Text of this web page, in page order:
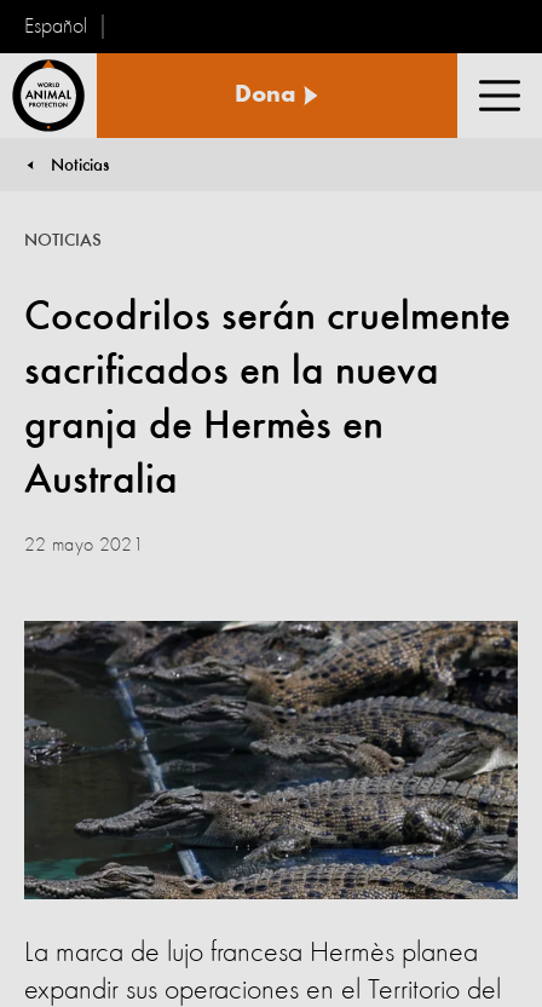
Español
Animal
Dona
Noticias
Cocodrilos serán cruelmente
sacrificados en la nueva
granja de Hermès en
Australia
NOTICIAS
22 mayo 2021
La marca de lujo francesa Hermès planea
expandir sus operaciones en el Territorio del